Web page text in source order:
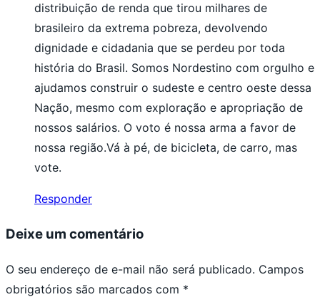
distribuição de renda que tirou milhares de
brasileiro da extrema pobreza, devolvendo
dignidade e cidadania que se perdeu por toda
história do Brasil. Somos Nordestino com orgulho e
ajudamos construir o sudeste e centro oeste dessa
Nação, mesmo com exploração e apropriação de
nossos salários. O voto é nossa arma a favor de
nossa região.Vá à pé, de bicicleta, de carro, mas
vote.
Responder
Deixe um comentário
O seu endereço de e-mail não será publicado. Campos
obrigatórios são marcados com *